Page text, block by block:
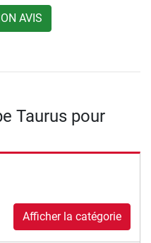
AVIS
Taurus pour
Afficher la catégorie